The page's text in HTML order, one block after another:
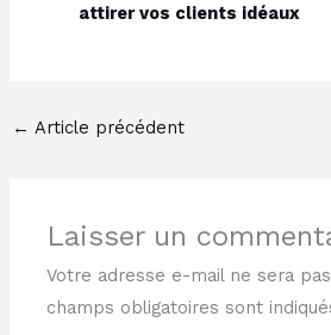
attirer vos clients idéaux
← Article précédent
Laisser un
Votre adresse e-mail ne sera
champs obligatoires sont